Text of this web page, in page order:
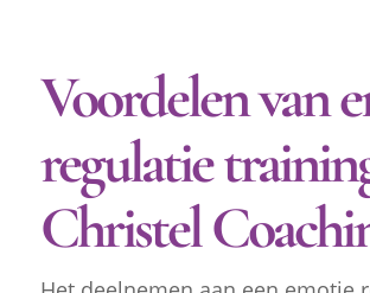
Voordelen van
regulatie
Christel